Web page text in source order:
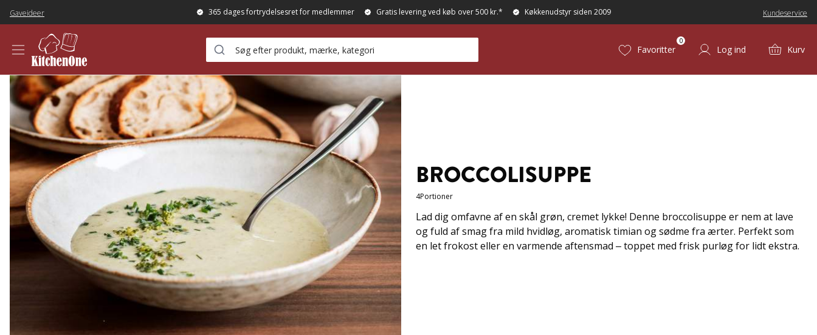
Gaveideer 365 dages fortrydelsesret for medlemmer Gratis levering ved køb over 500 kr.* Køkkenudstyr siden 2009 Kundeservice
Favoritter
0
Log ind Kurv
BROCCOLISUPPE
4Portioner
Lad dig omfavne af en skål grøn, cremet lykke! Denne broccolisuppe er nem at lave
og fuld af smag fra mild hvidløg, aromatisk timian og sødme fra ærter. Perfekt som
en let frokost eller en varmende aftensmad – toppet med frisk purløg for lidt ekstra.